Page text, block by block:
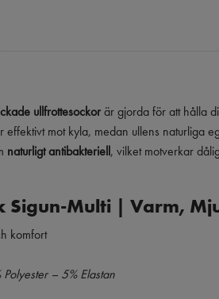
ullfrottesockorär gjorda för att hålla
mot kyla, medan ullens naturliga
naturligt antibakteriell, vilket motverkar
Sigun-Multi | Varm,
komfort
– 5% Elastan